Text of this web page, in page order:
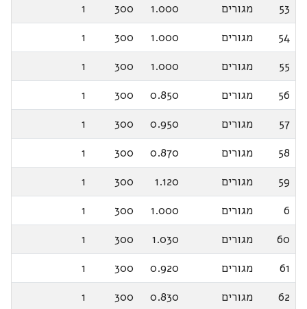
53
מגורים 1.000
300
1
54
מגורים 1.000
300
1
55
מגורים 1.000
300
1
56
מגורים 0.850
300
1
57
מגורים 0.950
300
1
58
מגורים 0.870
300
1
59
מגורים 1.120
300
1
6
מגורים 1.000
300
1
60
מגורים 1.030
300
1
61
מגורים 0.920
300
1
62
מגורים 0.830
300
1